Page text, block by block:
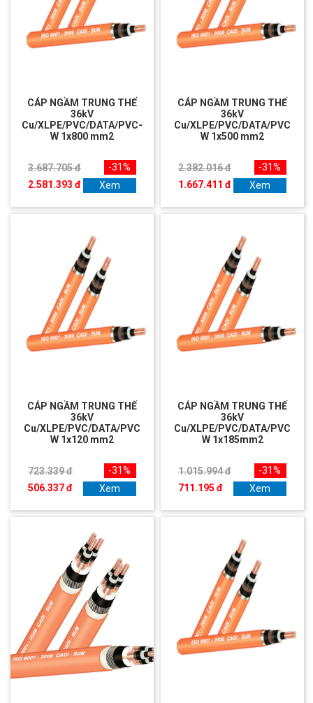
CÁP NGẦM TRUNG THẾ
36kV
Cu/XLPE/PVC/DATA/PVC-
W 1x800 mm2
3.687.705 đ
2.581.393 đ
-31%
Xem
CÁP NGẦM TRUNG THẾ
36kV
Cu/XLPE/PVC/DATA/PVC
W 1x500 mm2
2.382.016 đ
1.667.411 đ
-31%
Xem
CÁP NGẦM TRUNG THẾ
36kV
Cu/XLPE/PVC/DATA/PVC
W 1x120 mm2
723.339 đ
506.337 đ
-31%
Xem
CÁP NGẦM TRUNG THẾ
36kV
Cu/XLPE/PVC/DATA/PVC
W 1x185mm2
1.015.994 đ
711.195 đ
-31%
Xem